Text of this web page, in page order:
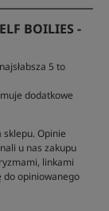
BOILIES -
5 to
dodatkowe
Opinie
u nas zakupu
linkami
do opiniowanego